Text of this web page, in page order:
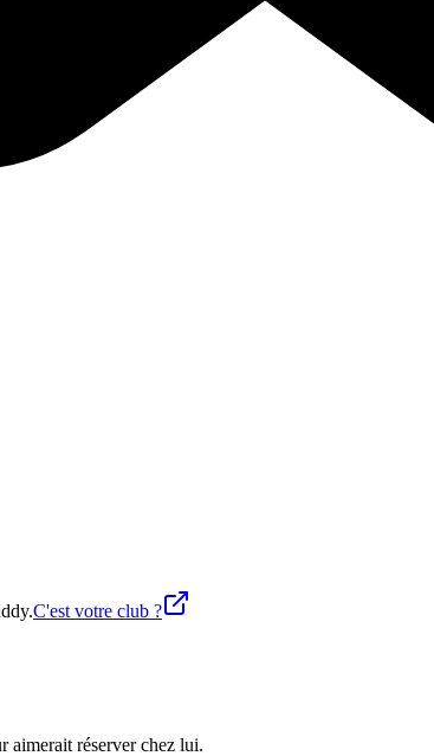
C'est votre club ?
aimerait réserver chez lui.